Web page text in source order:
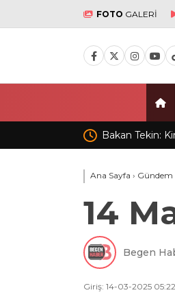
FOTO GALERİ
yapmak istiyorsa anayasal
Ana Sayfa › Gündem
14
Begen
Giriş: 14-03-2025 05:22